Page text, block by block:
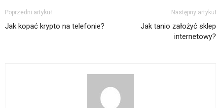
Poprzedni artykuł
Jak kopać krypto na telefonie?
Następny artykuł
Jak tanio założyć sklep
internetowy?